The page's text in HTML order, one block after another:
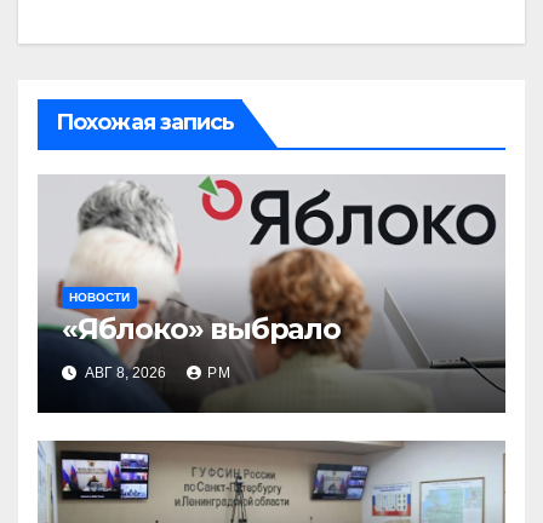
Похожая запись
НОВОСТИ
«Яблоко» выбрало
АВГ 8, 2026 РМ